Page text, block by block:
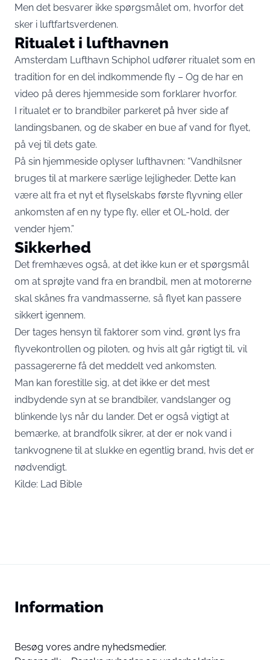
Men det besvarer ikke spørgsmålet om, hvorfor det
sker i luftfartsverdenen.
Ritualet i lufthavnen
Amsterdam Lufthavn Schiphol udfører ritualet som en
tradition for en del indkommende fly – Og de har en
video på deres hjemmeside som forklarer hvorfor.
I ritualet er to brandbiler parkeret på hver side af
landingsbanen, og de skaber en bue af vand for flyet,
på vej til dets gate.
På sin hjemmeside oplyser lufthavnen: “Vandhilsner
bruges til at markere særlige lejligheder. Dette kan
være alt fra et nyt et flyselskabs første flyvning eller
ankomsten af en ny type fly, eller et OL-hold, der
vender hjem.”
Sikkerhed
Det fremhæves også, at det ikke kun er et spørgsmål
om at sprøjte vand fra en brandbil, men at motorerne
skal skånes fra vandmasserne, så flyet kan passere
sikkert igennem.
Der tages hensyn til faktorer som vind, grønt lys fra
flyvekontrollen og piloten, og hvis alt går rigtigt til, vil
passagererne få det meddelt ved ankomsten.
Man kan forestille sig, at det ikke er det mest
indbydende syn at se brandbiler, vandslanger og
blinkende lys når du lander. Det er også vigtigt at
bemærke, at brandfolk sikrer, at der er nok vand i
tankvognene til at slukke en egentlig brand, hvis det er
nødvendigt.
Kilde: Lad Bible
Information
Besøg vores andre nyhedsmedier.